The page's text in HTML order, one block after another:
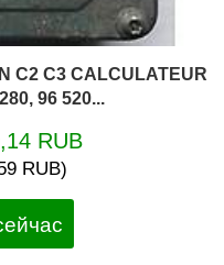
C3 CALCULATEUR
96 520...
RUB
RUB)